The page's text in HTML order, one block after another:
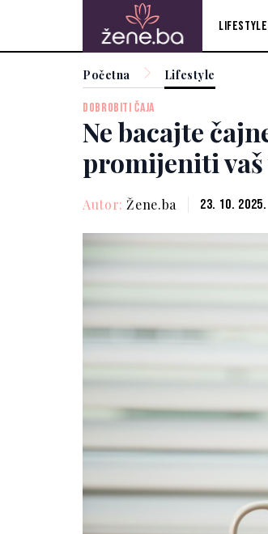
Lifestyle
Početna Lifestyle
DOBROBITI ČAJA
Ne bacajte
promijeniti
Autor: Žene.ba 23. 10. 2025.